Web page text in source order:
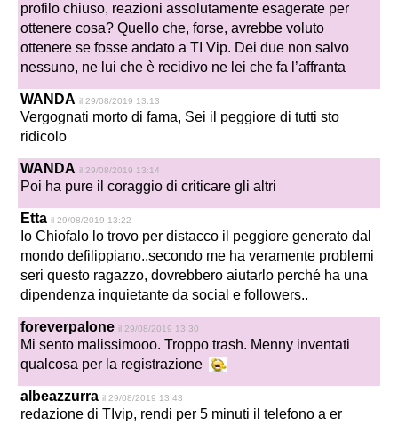
profilo chiuso, reazioni assolutamente esagerate per
ottenere cosa? Quello che, forse, avrebbe voluto
ottenere se fosse andato a TI Vip. Dei due non salvo
nessuno, ne lui che è recidivo ne lei che fa l’affranta
WANDA il 29/08/2019 13:13
Vergognati morto di fama, Sei il peggiore di tutti sto
ridicolo
WANDA il 29/08/2019 13:14
Poi ha pure il coraggio di criticare gli altri
Etta il 29/08/2019 13:22
Io Chiofalo lo trovo per distacco il peggiore generato dal
mondo defilippiano..secondo me ha veramente problemi
seri questo ragazzo, dovrebbero aiutarlo perché ha una
dipendenza inquietante da social e followers..
foreverpalone il 29/08/2019 13:30
Mi sento malissimooo. Troppo trash. Menny inventati
qualcosa per la registrazione
albeazzurra il 29/08/2019 13:43
redazione di TIvip, rendi per 5 minuti il telefono a er